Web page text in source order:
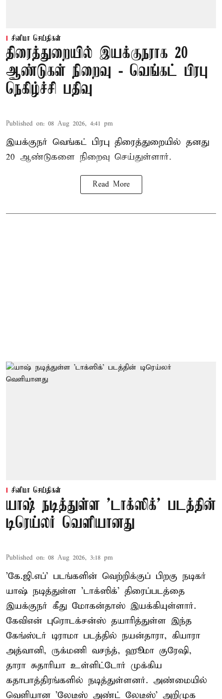
சினிமா செய்திகள்
திரைத்துறையில் இயக்குநராக 20
ஆண்டுகள் நிறைவு - வெங்கட் பிரபு
நெகிழ்ச்சி பதிவு
Published on: 08 Aug 2026, 4:41 pm
இயக்குநர் வெங்கட் பிரபு திரைத்துறையில் தனது
20 ஆண்டுகளை நிறைவு செய்துள்ளார்.
Read More
சினிமா செய்திகள்
யாஷ் நடித்துள்ள 'டாக்‌ஸிக்' படத்தின்
டிரெய்லர் வெளியானது
Published on: 08 Aug 2026, 3:18 pm
'கே.ஜி.எப்' படங்களின் வெற்றிக்குப் பிறகு நடிகர்
யாஷ் நடித்துள்ள 'டாக்ஸிக்' திரைப்படத்தை
இயக்குநர் கீது மோகன்தாஸ் இயக்கியுள்ளார்.
கேவிஎன் புரொடக்சன்ஸ் தயாரித்துள்ள இந்த
கேங்ஸ்டர் டிராமா படத்தில் நயன்தாரா, கியாரா
அத்வானி, ருக்மணி வசந்த், ஹூமா குரேஷி,
தாரா சுதாரியா உள்ளிட்டோர் முக்கிய
கதாபாத்திரங்களில் நடித்துள்ளனர். அண்மையில்
வெளியான 'லேடீஸ் அண்ட் லேடீஸ்' அறிமுக